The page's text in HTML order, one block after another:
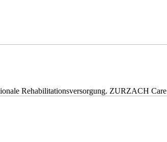
Rehabilitationsversorgung. ZURZACH